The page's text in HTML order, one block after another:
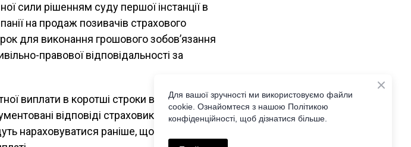
сили рішенням суду першої інстанції в
на продаж позивачів страхового
для виконання грошового зобов’язання
правової відповідальності за
виплати в коротші строки варто
відповіді страховиків. Крім того,
нараховуватися раніше, що відповідно
Для вашої зручності ми використовуємо файли
cookie. Ознайомтеся з нашою Політикою
конфіденційності, щоб дізнатися більше.